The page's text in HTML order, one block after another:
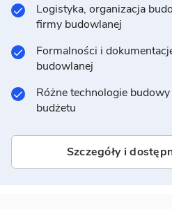
Logistyka, organizacja
firmy budowlanej
Formalności i
budowlanej
Różne technologie
budżetu
Szczegóły i